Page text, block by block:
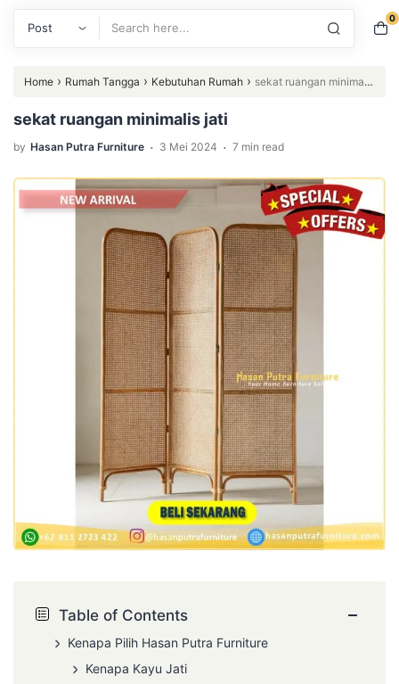
0
Home › Rumah Tangga › Kebutuhan Rumah › sekat ruangan minimalis
jati
sekat ruangan minimalis jati
by Hasan Putra Furniture . 3 Mei 2024 . 7 min read
Table of Contents −
Kenapa Pilih Hasan Putra Furniture
Kenapa Kayu Jati